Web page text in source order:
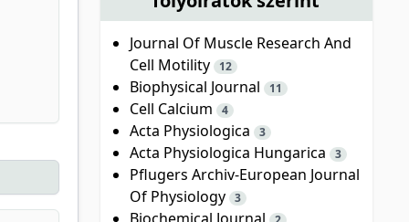
Journal Of Muscle Research And
Cell Motility
12
Biophysical Journal 11
Cell Calcium 4
Acta Physiologica 3
Acta Physiologica Hungarica 3
Pflugers Archiv-European Journal
Of Physiology 3
Biochemical Journal